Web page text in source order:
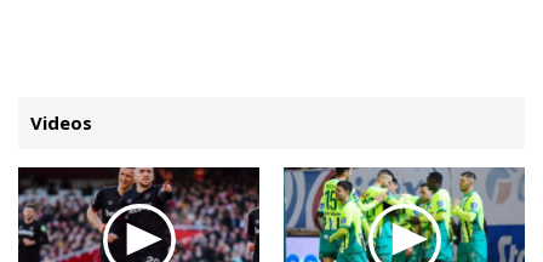
ΚΑΤΗΓΟΡΙΕΣ ΣΥΝΔΕΣΗ
Κύπρος
Απόψεις
Videos